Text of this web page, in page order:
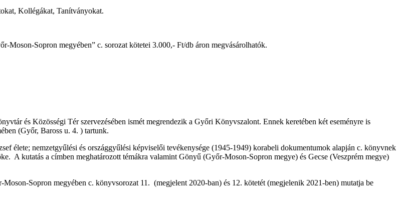
Kollégákat, Tanítványokat.
Moson-Sopron megyében” c. sorozat kötetei 3.000,- Ft/db áron megvásárolhatók.
és Közösségi Tér szervezésében ismét megrendezik a Győri Könyvszalont. Ennek keretében két eseményre is
(Győr, Baross u. 4. ) tartunk.
élete; nemzetgyűlési és országgyűlési képviselői tevékenysége (1945-1949) korabeli dokumentumok alapján c. könyvnek
A kutatás a címben meghatározott témákra valamint Gönyű (Győr-Moson-Sopron megye) és Gecse (Veszprém megye)
Moson-Sopron megyében c. könyvsorozat 11. (megjelent 2020-ban) és 12. kötetét (megjelenik 2021-ben) mutatja be